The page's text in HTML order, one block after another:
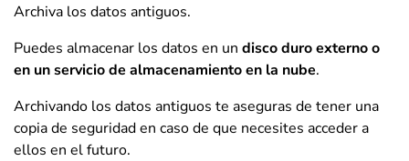
Archiva los datos antiguos.
Puedes almacenar los datos en un disco duro externo o
en un servicio de almacenamiento en la nube.
Archivando los datos antiguos te aseguras de tener una
copia de seguridad en caso de que necesites acceder a
ellos en el futuro.